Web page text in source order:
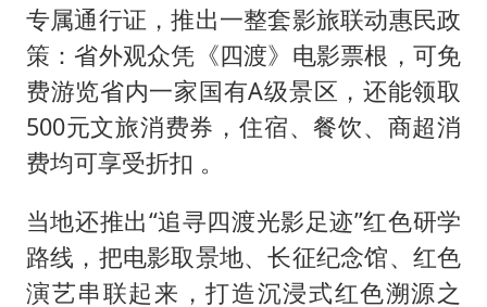
专属通行证，推出一整套影旅联动惠民政
策：省外观众凭《四渡》电影票根，可免
费游览省内一家国有A级景区，还能领取
500元文旅消费券，住宿、餐饮、商超消
费均可享受折扣 。
当地还推出“追寻四渡光影足迹”红色研学
路线，把电影取景地、长征纪念馆、红色
演艺串联起来，打造沉浸式红色溯源之